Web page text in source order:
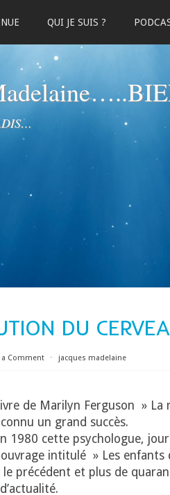
QUI JE SUIS ?
DU
a Comment ⋅ jacques madelaine
de Marilyn Ferguson » La
un grand succès.
1980 cette psychologue,
intitulé » Les enfants
précédent et plus de